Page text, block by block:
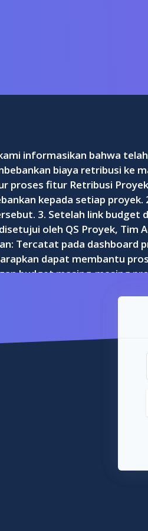
informasikan bahwa
biaya retribusi ke
proses fitur Retribusi
kepada setiap
3. Setelah link budget
oleh QS Proyek, Tim
Tercatat pada dashboard
dapat membantu
budget masing-masing